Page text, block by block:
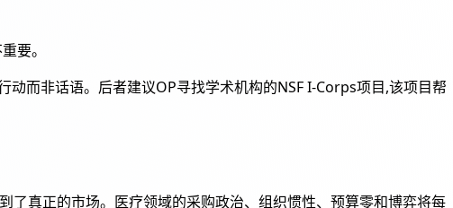
要。
而非话语。后者建议OP寻找学术机构的NSF I-Corps项目,该项目帮
真正的市场。医疗领域的采购政治、组织惯性、预算零和博弈将每